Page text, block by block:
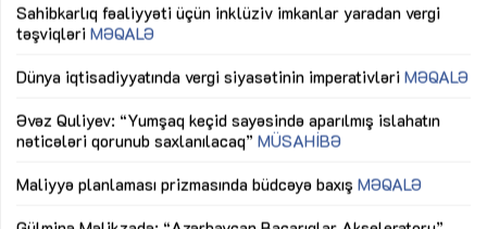
Sahibkarlıq fəaliyyəti üçün inklüziv imkanlar yaradan vergi
təşviqləri MƏQALƏ
Dünya iqtisadiyyatında vergi siyasətinin imperativləri MƏQALƏ
Əvəz Quliyev: “Yumşaq keçid sayəsində aparılmış islahatın
nəticələri qorunub saxlanılacaq” MÜSAHİBƏ
Maliyyə planlaması prizmasında büdcəyə baxış MƏQALƏ